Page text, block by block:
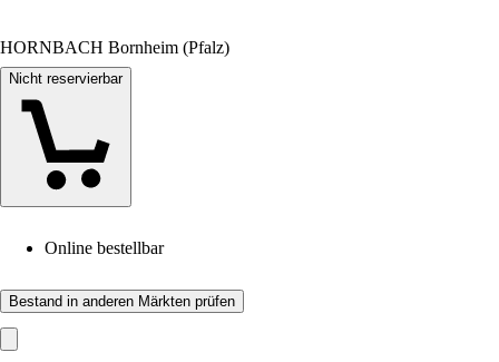
HORNBACH Bornheim (Pfalz)
Nicht reservierbar
Online bestellbar
Bestand in anderen Märkten prüfen